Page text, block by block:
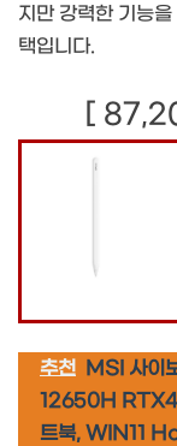
지만 강력한 기능
택입니다.
[
추천 MSI 사이
12650H
트북, WIN11